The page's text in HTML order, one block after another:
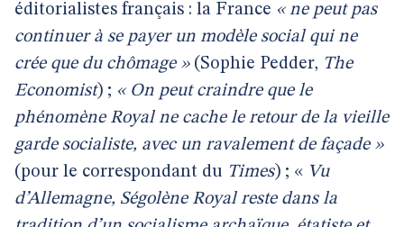
éditorialistes français : la France « ne peut pas
continuer à se payer un modèle social qui ne
crée que du chômage »(Sophie Pedder, The
Economist) ; « On peut craindre que le
phénomène Royal ne cache le retour de la vieille
garde socialiste, avec un ravalement de façade »
(pour le correspondant du Times) ; « Vu
d’Allemagne, Ségolène Royal reste dans la